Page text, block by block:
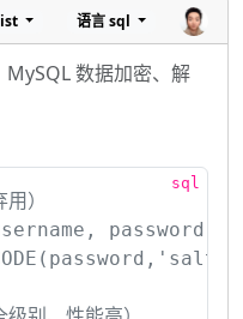
语言sql
MySQL 数据加密、解
）